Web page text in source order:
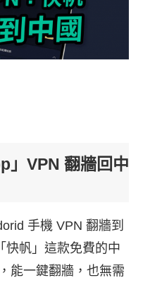
」VPN 翻牆回中
手機 VPN 翻牆到
快帆」這款免費的中
能一鍵翻牆，也無需